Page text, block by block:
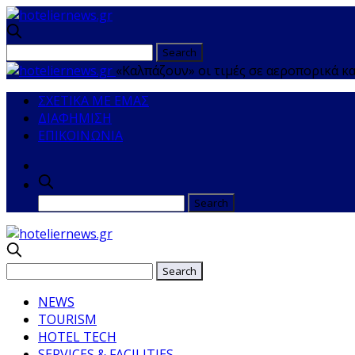
«Καλπάζουν» οι τιμές σε αεροπορικά
ΣΧΕΤΙΚΑ ΜΕ ΕΜΑΣ
ΔΙΑΦΗΜΙΣΗ
ΕΠΙΚΟΙΝΩΝΙΑ
NEWS
TOURISM
HOTEL TECH